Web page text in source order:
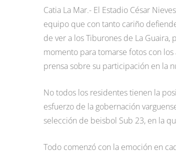
Catia La Mar.- El Estadio César
equipo que con tanto cariño
de ver a los Tiburones de La Guaira,
momento para tomarse fotos con los
prensa sobre su participación en la
No todos los residentes tienen la
esfuerzo de la gobernación
selección de beisbol Sub 23, en la
Todo comenzó con la emoción en